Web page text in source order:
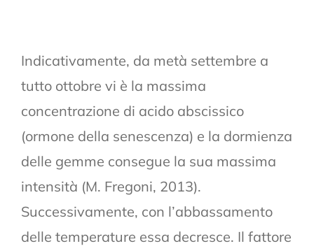
Indicativamente, da metà settembre a
tutto ottobre vi è la massima
concentrazione di acido abscissico
(ormone della senescenza) e la dormienza
delle gemme consegue la sua massima
intensità (M. Fregoni, 2013).
Successivamente, con l’abbassamento
delle temperature essa decresce. Il fattore